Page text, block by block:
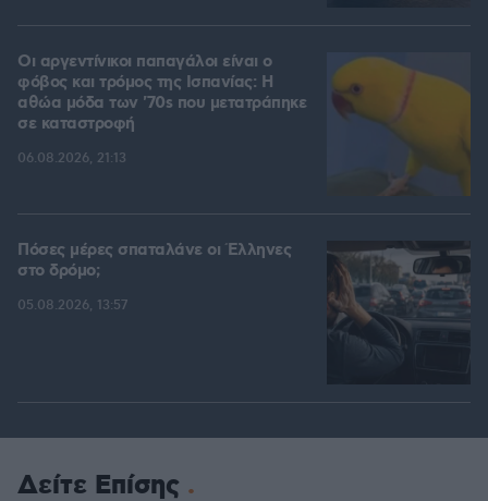
Οι αργεντίνικοι παπαγάλοι είναι ο
φόβος και τρόμος της Ισπανίας: Η
αθώα μόδα των '70s που μετατράπηκε
σε καταστροφή
06.08.2026, 21:13
Πόσες μέρες σπαταλάνε οι Έλληνες
στο δρόμο;
05.08.2026, 13:57
Δείτε Επίσης